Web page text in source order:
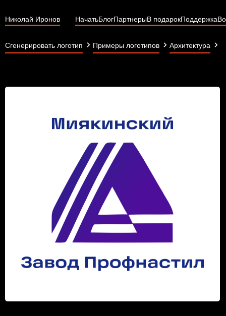
Николай Иронов НачатьБлогПартнерыВ подарокПоддержка
Сгенерировать логотип Примеры логотипов Архитектура